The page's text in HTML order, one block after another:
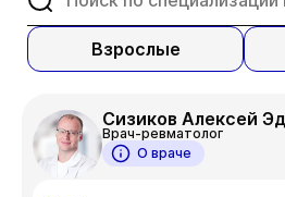
Взрослые
Сизиков Алексей
Врач-ревматолог
О враче